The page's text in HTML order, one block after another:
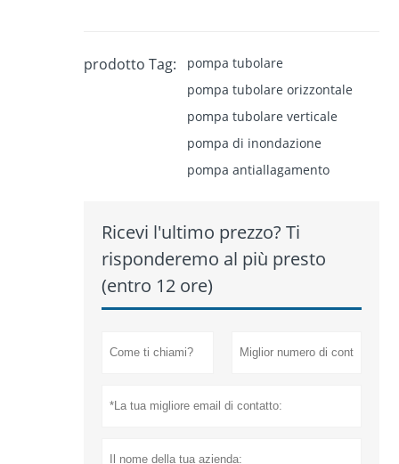
prodotto Tag:
pompa tubolare
pompa tubolare orizzontale
pompa tubolare verticale
pompa di inondazione
pompa antiallagamento
Ricevi l'ultimo prezzo? Ti
risponderemo al più presto
(entro 12 ore)